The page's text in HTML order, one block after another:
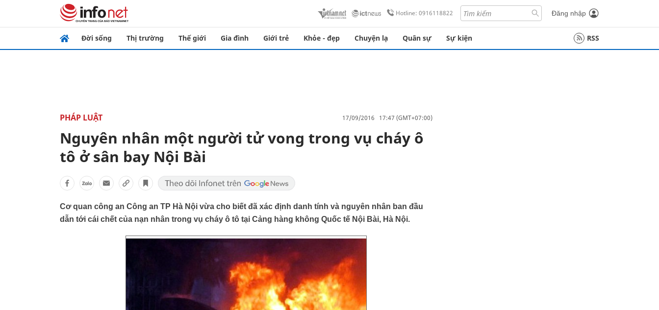
Hotline: 0916118822 Đăng nhập
Đời sống Thị trường Thế giới Gia đình Giới trẻ Khỏe - đẹp Chuyện lạ Quân sự Sự kiện RSS
PHÁP LUẬT 17/09/2016 17:47 (GMT+07:00)
Nguyên nhân một người tử vong trong vụ cháy ô
tô ở sân bay Nội Bài
Cơ quan công an Công an TP Hà Nội vừa cho biết đã xác định danh tính và nguyên nhân ban đầu
dẫn tới cái chết của nạn nhân trong vụ cháy ô tô tại Cảng hàng không Quốc tế Nội Bài, Hà Nội.